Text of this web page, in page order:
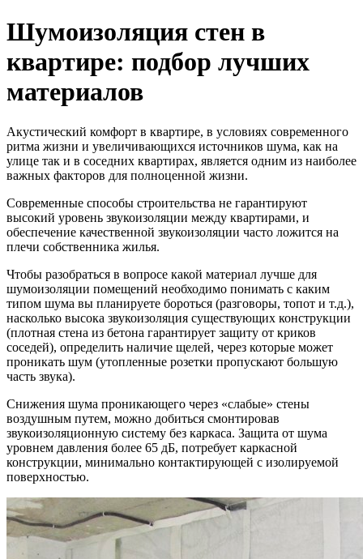
Шумоизоляция стен в
квартире: подбор лучших
материалов
Акустический комфорт в квартире, в условиях современного
ритма жизни и увеличивающихся источников шума, как на
улице так и в соседних квартирах, является одним из наиболее
важных факторов для полноценной жизни.
Современные способы строительства не гарантируют
высокий уровень звукоизоляции между квартирами, и
обеспечение качественной звукоизоляции часто ложится на
плечи собственника жилья.
Чтобы разобраться в вопросе какой материал лучше для
шумоизоляции помещений необходимо понимать с каким
типом шума вы планируете бороться (разговоры, топот и т.д.),
насколько высока звукоизоляция существующих конструкции
(плотная стена из бетона гарантирует защиту от криков
соседей), определить наличие щелей, через которые может
проникать шум (утопленные розетки пропускают большую
часть звука).
Снижения шума проникающего через «слабые» стены
воздушным путем, можно добиться смонтировав
звукоизоляционную систему без каркаса. Защита от шума
уровнем давления более 65 дБ, потребует каркасной
конструкции, минимально контактирующей с изолируемой
поверхностью.